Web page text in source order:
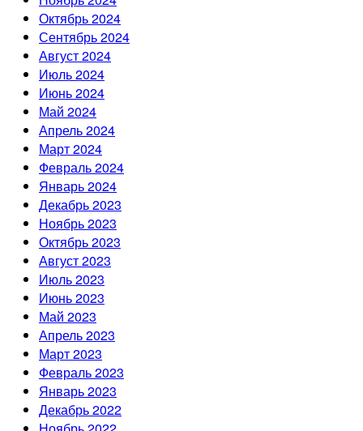
Октябрь 2024
Сентябрь 2024
Август 2024
Июль 2024
Июнь 2024
Май 2024
Апрель 2024
Март 2024
Февраль 2024
Январь 2024
Декабрь 2023
Ноябрь 2023
Октябрь 2023
Август 2023
Июль 2023
Июнь 2023
Май 2023
Апрель 2023
Март 2023
Февраль 2023
Январь 2023
Декабрь 2022